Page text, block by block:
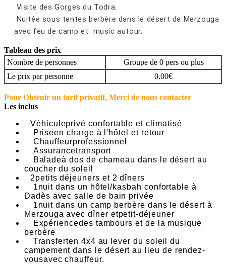
Visite des Gorges du Todra.
Nuitée sous tentes berbère dans le désert de Merzouga
avec feu de camp et music autour.
Tableau des prix
Nombre de personnes
Groupe de 0 pers ou plus
Le prix par personne
0.00€
Pour Obtenir un tarif privatif, Merci de nous contacter
Les inclus
Véhiculeprivé confortable et climatisé
Priseen charge à l'hôtel et retour
Chauffeurprofessionnel
Assurancetransport
Baladeà dos de chameau dans le désert au
coucher du soleil
2petits déjeuners et 2 dîners
1nuit dans un hôtel/kasbah confortable à
Dadès avec salle de bain privée
1nuit dans un camp berbère dans le désert à
Merzouga avec dîner etpetit-déjeuner
Expériencedes tambours et de la musique
berbère
Transferten 4x4 au lever du soleil du
campement dans le désert au lieu de rendez-
vousavec chauffeur.